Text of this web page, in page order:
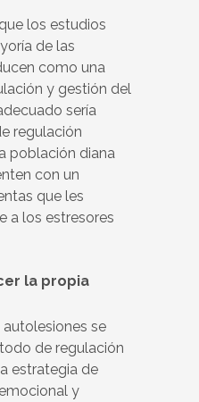
los estudios
de las
como una
y gestión del
sería
regulación
población diana
con un
que les
a los estresores
la propia
se
de regulación
estrategia de
y